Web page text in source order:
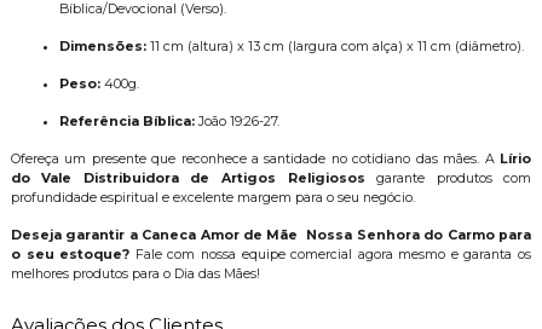
Bíblica/Devocional (Verso).
Dimensões:11 cm (altura) x 13 cm (largura com alça) x 11 cm (diâmetro).
Peso:400g.
Referência Bíblica:João 19:26-27.
Ofereça um presente que reconhece a santidade no cotidiano das mães. A Lírio
do Vale Distribuidora de Artigos Religiosos garante produtos com
profundidade espiritual e excelente margem para o seu negócio.
Deseja garantir a Caneca Amor de Mãe Nossa Senhora do Carmo para
o seu estoque? Fale com nossa equipe comercial agora mesmo e garanta os
melhores produtos para o Dia das Mães!